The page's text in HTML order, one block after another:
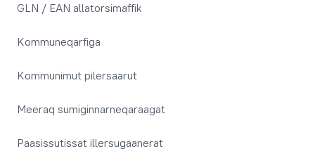
GLN / EAN allatorsimaffik
Kommuneqarfiga
Kommunimut pilersaarut
Meeraq sumiginnarneqaraagat
Paasissutissat illersugaanerat